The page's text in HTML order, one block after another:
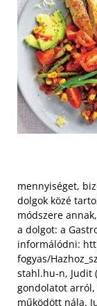
mennyiséget,
dolgok közé
módszere
a dolgot: a
informálódni:
fogyas/
stahl.hu-n, Judit
gondolatot
működött nála.